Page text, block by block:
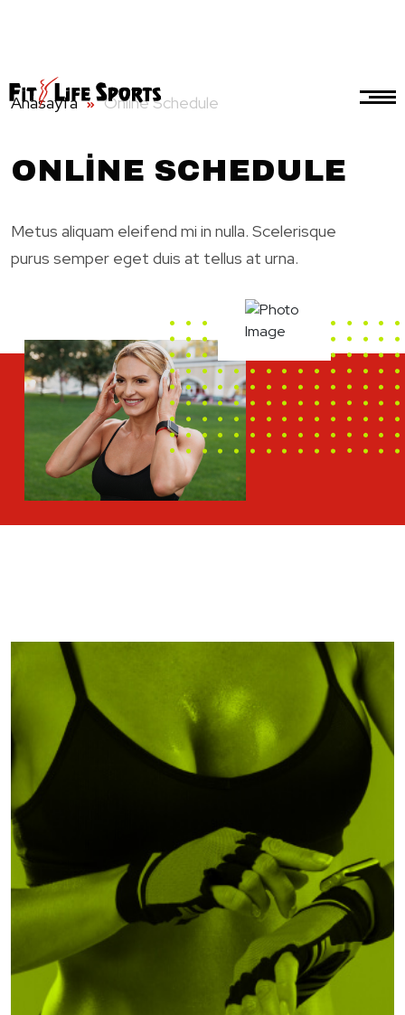
Anasayfa Online Schedule
ONLINE SCHEDULE
Metus aliquam eleifend mi in nulla. Scelerisque
purus semper eget duis at tellus at urna.